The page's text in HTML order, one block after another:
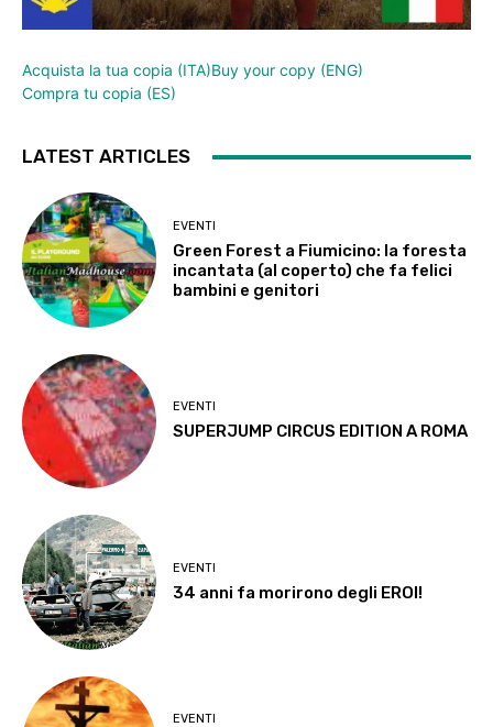
Acquista la tua copia (ITA)Buy your copy (ENG)
Compra tu copia (ES)
LATEST ARTICLES
EVENTI
Green Forest a Fiumicino: la foresta
incantata (al coperto) che fa felici
bambini e genitori
EVENTI
SUPERJUMP CIRCUS EDITION A ROMA
EVENTI
34 anni fa morirono degli EROI!
EVENTI